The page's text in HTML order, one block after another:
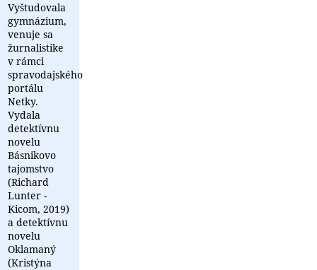
Vyštudovala
gymnázium,
venuje sa
žurnalistike
v rámci
spravodajského
portálu
Netky.
Vydala
detektívnu
novelu
Básnikovo
tajomstvo
(Richard
Lunter -
Kicom, 2019)
a detektívnu
novelu
Oklamaný
(Kristýna